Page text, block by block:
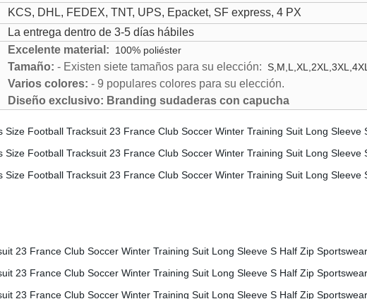
KCS, DHL, FEDEX, TNT, UPS, Epacket, SF express, 4 PX
La entrega dentro de 3-5 días hábiles
Excelente material: 100% poliéster
Tamaño: - Existen siete tamaños para su elección: S,M,L,XL,2XL,3XL,4XL
Varios colores: - 9 populares colores para su elección.
Diseño exclusivo: Branding sudaderas con capucha